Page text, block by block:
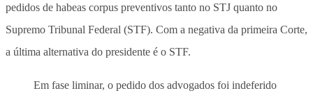
pedidos de habeas corpus preventivos tanto no STJ quanto no
Supremo Tribunal Federal (STF). Com a negativa da primeira Corte,
a última alternativa do presidente é o STF.
Em fase liminar, o pedido dos advogados foi indeferido